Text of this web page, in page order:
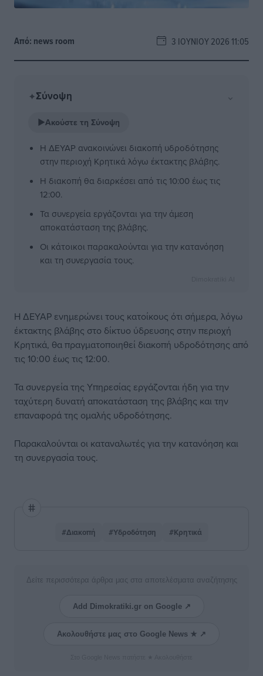
Από: news room 3 ΙΟΥΝΊΟΥ 2026 11:05
✦Σύνοψη ⌄
▶Ακούστε τη Σύνοψη
Η ΔΕΥΑΡ ανακοινώνει διακοπή υδροδότησης
στην περιοχή Κρητικά λόγω έκτακτης βλάβης.
Η διακοπή θα διαρκέσει από τις 10:00 έως τις
12:00.
Τα συνεργεία εργάζονται για την άμεση
αποκατάσταση της βλάβης.
Οι κάτοικοι παρακαλούνται για την κατανόηση
και τη συνεργασία τους.
Η ΔΕΥΑΡ ενημερώνει τους κατοίκους ότι σήμερα, λόγω
έκτακτης βλάβης στο δίκτυο ύδρευσης στην περιοχή
Κρητικά, θα πραγματοποιηθεί διακοπή υδροδότησης από
τις 10:00 έως τις 12:00.
Τα συνεργεία της Υπηρεσίας εργάζονται ήδη για την
ταχύτερη δυνατή αποκατάσταση της βλάβης και την
επαναφορά της ομαλής υδροδότησης.
Παρακαλούνται οι καταναλωτές για την κατανόηση και
τη συνεργασία τους.
#Διακοπή #Υδροδότηση #Κρητικά
Δείτε περισσότερα άρθρα μας στα αποτελέσματα αναζήτησης
Add Dimokratiki.gr on Google ↗
Ακολουθήστε μας στο Google News ★ ↗